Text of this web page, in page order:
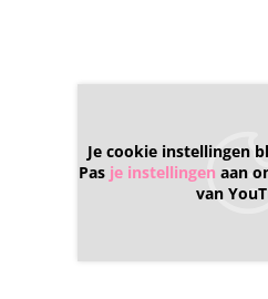
Je cookie instellingen
Pas je instellingen aan
van